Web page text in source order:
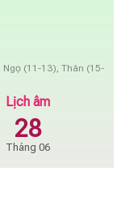
Ngọ (11-13), Thân (15-
Lịch âm
28
Tháng 06